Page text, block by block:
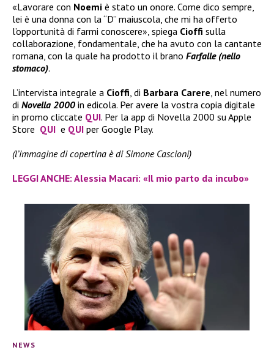
«Lavorare con Noemi è stato un onore. Come dico sempre,
lei è una donna con la “D” maiuscola, che mi ha offerto
l’opportunità di farmi conoscere», spiega Cioffi sulla
collaborazione, fondamentale, che ha avuto con la cantante
romana, con la quale ha prodotto il brano Farfalle (nello
stomaco).
L’intervista integrale a Cioffi, di Barbara Carere, nel numero
di Novella 2000 in edicola. Per avere la vostra copia digitale
in promo cliccate QUI. Per la app di Novella 2000 su Apple
Store QUI e QUI per Google Play.
(l’immagine di copertina è di Simone Cascioni)
LEGGI ANCHE: Alessia Macari: «Il mio parto da incubo»
NEWS